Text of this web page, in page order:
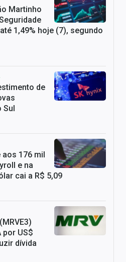
Martinho
1,49% hoje (7), segundo
de
176 mil
e na
cai a R$ 5,09
por US$
dívida